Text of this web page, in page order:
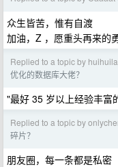
众生皆苦，惟有自渡
加油，Z ，愿重头再来的
Replied to a topic by
优化的数据库大佬？
"最好 35 岁以上经验丰富
Replied to a topic by
碎片？
朋友圈，每一条都是私密